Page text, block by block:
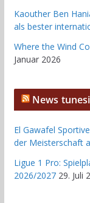
Kaouther Ben
als bester
Where the Wind
Januar 2026
News
El Gawafel
der Meisterschaft
Ligue 1 Pro:
2026/2027 29. Juli